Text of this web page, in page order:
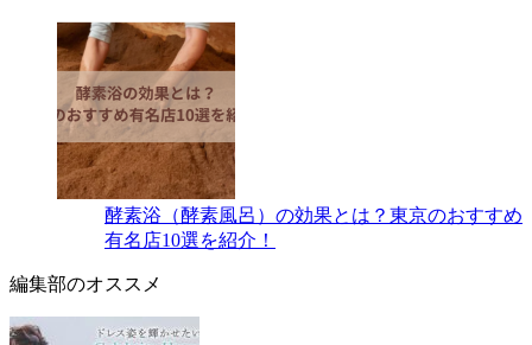
酵素浴（酵素風呂）の効果とは？東京のおすすめ
有名店10選を紹介！
編集部のオススメ